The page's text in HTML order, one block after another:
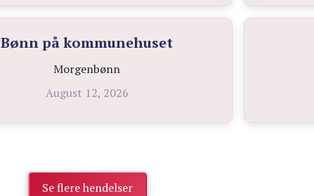
Bønn på kommunehuset
Morgenbønn
August 12, 2026
Se flere hendelser